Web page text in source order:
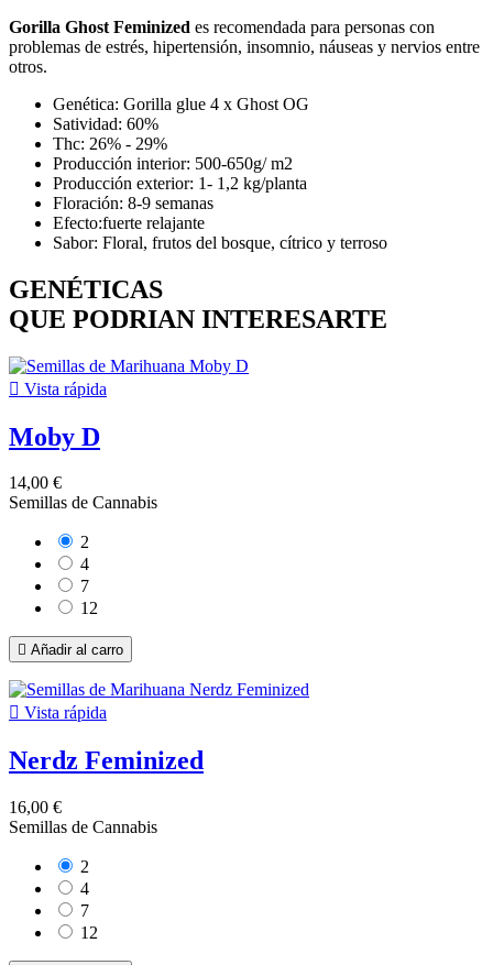
Gorilla Ghost Feminized es recomendada para personas con
problemas de estrés, hipertensión, insomnio, náuseas y nervios entre
otros.
Genética: Gorilla glue 4 x Ghost OG
Satividad: 60%
Thc: 26% - 29%
Producción interior: 500-650g/ m2
Producción exterior: 1- 1,2 kg/planta
Floración: 8-9 semanas
Efecto:fuerte relajante
Sabor: Floral, frutos del bosque, cítrico y terroso
GENÉTICAS
QUE PODRIAN INTERESARTE
 Vista rápida
Moby D
14,00 €
Semillas de Cannabis
2
4
7
12
 Añadir al carro
 Vista rápida
Nerdz Feminized
16,00 €
Semillas de Cannabis
2
4
7
12